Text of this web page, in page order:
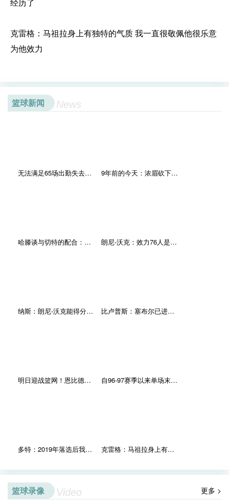
克雷格：马祖拉身上有独特的气质 我一直很敬佩他很乐意
为他效力
篮球新闻 News
无法满足65场出勤失去评奖资格球星：卢卡&文班&卡椒&莫兰特&大帝 9年前的今天：浓眉砍下59分20板超大号两双 创鹈鹕队史得分纪录
哈滕谈与切特的配合：还需进一步培养化学反应 最终会很棒的 朗尼-沃克：效力76人是我职业生涯的圆满时刻 很幸运能来到这里
纳斯：朗尼-沃克能得分能组织 从夏天开始丝瓜视频黄app下载安卓版就一直在关注他 比卢普斯：塞布尔已进行三对三轻度对抗训练 还不清楚何时回归
明日迎战篮网！恩比德&乔治&马克西都可出战 戈登、洛瑞伤缺 自96-97赛季以来单场末节得分榜：诺维茨基&小托马斯29分第一
多特：2019年落选后我既伤心又沮丧 所有可能的情绪我都经历了 克雷格：马祖拉身上有独特的气质 我一直很敬佩他很乐意为他效力
篮球录像 Video
更多 >